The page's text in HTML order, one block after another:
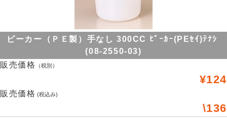
ビーカー（ＰＥ製）手なし 300CC ﾋﾞｰｶｰ(PEｾｲ)ﾃﾅｼ
(08-2550-03)
販売価格
（税別）
¥124
販売価格 (税込み)
\136